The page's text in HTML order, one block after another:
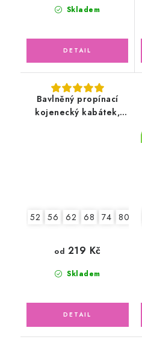
Skladem
Bavlněný propínací
kojenecký kabátek,
52 56 62 68 74 80
Skladem
od 219 Kč